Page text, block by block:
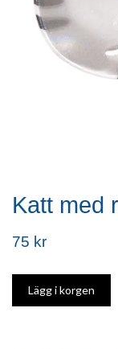
Katt med
75 kr